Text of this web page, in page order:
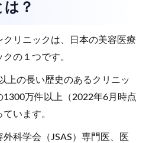
？
リニックは、日本の美容医療
の１つです。
上の長い歴史のあるクリニッ
1300万件以上（2022年6月時点
います。
科学会（JSAS）専門医、医